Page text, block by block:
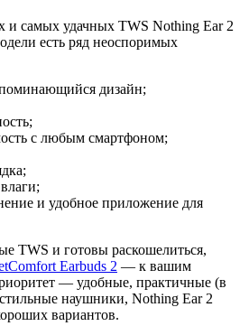
и самых удачных TWS Nothing Ear 2
есть ряд неоспоримых
дизайн;
с любым смартфоном;
и удобное приложение для
TWS и готовы раскошелиться,
Earbuds 2 — к вашим
— удобные, практичные (в
наушники, Nothing Ear 2
вариантов.